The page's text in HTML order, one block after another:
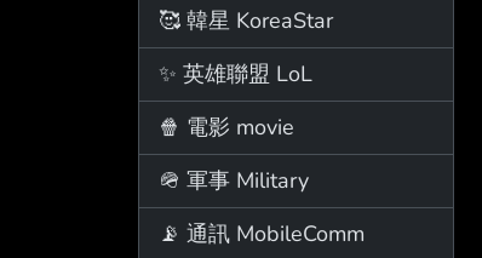
🥰 韓星 KoreaStar
✨ 英雄聯盟 LoL
🍿 電影 movie
🪖 軍事 Military
📡 通訊 MobileComm